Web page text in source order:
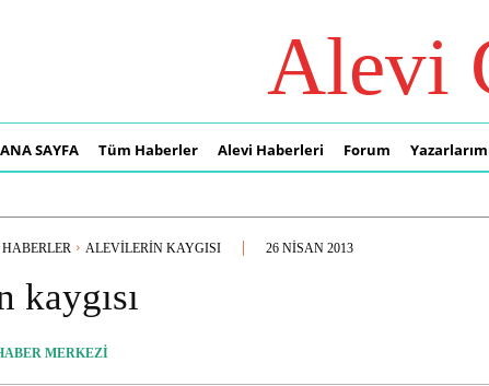
Alevi
ANA SAYFA Tüm Haberler Alevi Haberleri Forum
ALEVILERIN KAYGISI 26 NISAN 2013
MERKEZI